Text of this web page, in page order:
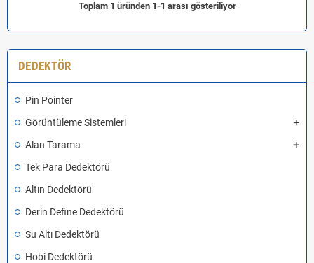
DEDEKTÖR
Pin Pointer
Görüntüleme Sistemleri
Alan Tarama
Tek Para Dedektörü
Altın Dedektörü
Derin Define Dedektörü
Su Altı Dedektörü
Hobi Dedektörü
Toplam 1 üründen 1-1 arası gösteriliyor